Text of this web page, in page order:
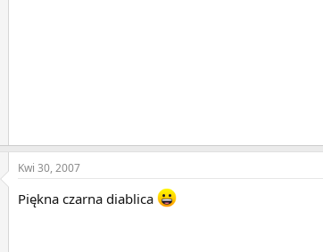
Kwi 30, 2007
Piękna czarna diablica